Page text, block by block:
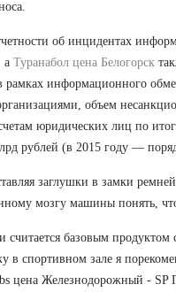
об инцидентах
а Туранабол цена Белогорск
информационного
объем
юридических лиц по
рублей (в 2015 году —
заглушки в замки
мозгу машины понять,
считается базовым продуктом
в спортивном зале я
цена Железнодорожный - SP